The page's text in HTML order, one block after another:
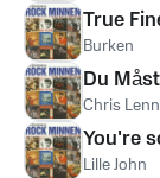
True
Burken
Du
Chris
You're
Lille John